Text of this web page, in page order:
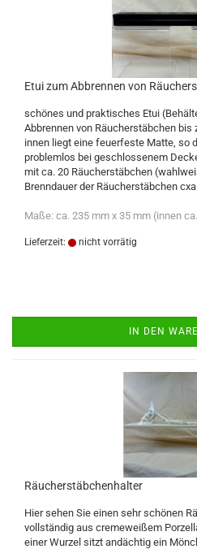
Etui zum Abbrennen von
schönes und praktisches Etui
Abbrennen von Räucherstäbchen bis
innen liegt eine feuerfeste Matte, so
problemlos bei geschlossenem
mit ca. 20 Räucherstäbchen
Brenndauer der Räucherstäbchen
Maße: ca. 235 mm x 35 mm (innen
Lieferzeit: nicht vorrätig
IN DEN
Räucherstäbchenhalter
Hier sehen Sie einen sehr schönen
vollständig aus cremeweißem
einer Wurzel sitzt andächtig ein